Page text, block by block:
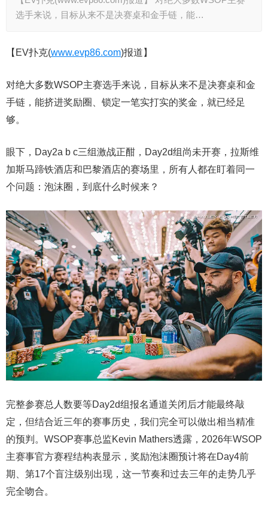
选手来说，目标从来不是决赛桌和金手链，能…
【EV扑克(www.evp86.com)报道】
对绝大多数WSOP主赛选手来说，目标从来不是决赛桌和金
手链，能挤进奖励圈、锁定一笔实打实的奖金，就已经足
够。
眼下，Day2a b c三组激战正酣，Day2d组尚未开赛，拉斯维
加斯马蹄铁酒店和巴黎酒店的赛场里，所有人都在盯着同一
个问题：泡沫圈，到底什么时候来？
完整参赛总人数要等Day2d组报名通道关闭后才能最终敲
定，但结合近三年的赛事历史，我们完全可以做出相当精准
的预判。WSOP赛事总监Kevin Mathers透露，2026年WSOP
主赛事官方赛程结构表显示，奖励泡沫圈预计将在Day4前
期、第17个盲注级别出现，这一节奏和过去三年的走势几乎
完全吻合。